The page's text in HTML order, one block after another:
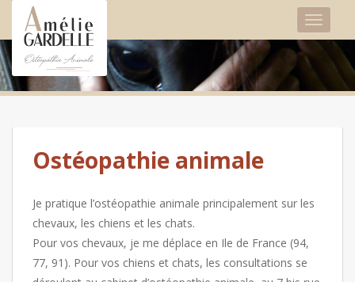
Ostéopathie animale
Je pratique l’ostéopathie animale principalement sur les
chevaux, les chiens et les chats.
Pour vos chevaux, je me déplace en Ile de France (94,
77, 91). Pour vos chiens et chats, les consultations se